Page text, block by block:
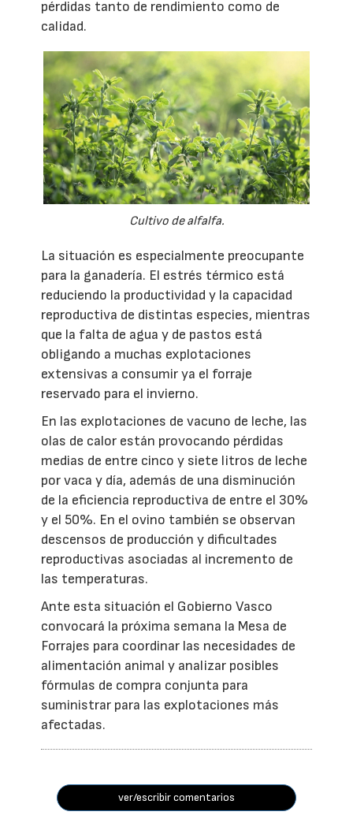
pérdidas tanto de rendimiento como de
calidad.
Cultivo de alfalfa.
La situación es especialmente preocupante
para la ganadería. El estrés térmico está
reduciendo la productividad y la capacidad
reproductiva de distintas especies, mientras
que la falta de agua y de pastos está
obligando a muchas explotaciones
extensivas a consumir ya el forraje
reservado para el invierno.
En las explotaciones de vacuno de leche, las
olas de calor están provocando pérdidas
medias de entre cinco y siete litros de leche
por vaca y día, además de una disminución
de la eficiencia reproductiva de entre el 30%
y el 50%. En el ovino también se observan
descensos de producción y dificultades
reproductivas asociadas al incremento de
las temperaturas.
Ante esta situación el Gobierno Vasco
convocará la próxima semana la Mesa de
Forrajes para coordinar las necesidades de
alimentación animal y analizar posibles
fórmulas de compra conjunta para
suministrar para las explotaciones más
afectadas.
ver/escribir comentarios